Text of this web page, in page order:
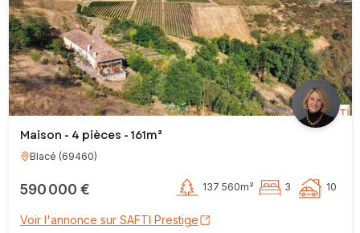
Maison - 4 pièces - 161m²
Blacé (69460)
590 000 € 137 560m² 3 10
Voir l'annonce sur SAFTI Prestige